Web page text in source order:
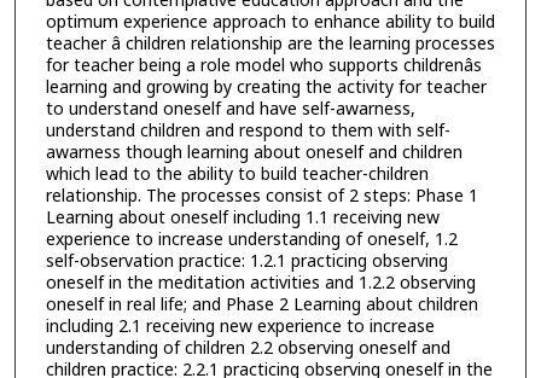
optimum experience approach to enhance ability to build
teacher â children relationship are the learning processes
for teacher being a role model who supports childrenâs
learning and growing by creating the activity for teacher
to understand oneself and have self-awarness,
understand children and respond to them with self-
awarness though learning about oneself and children
which lead to the ability to build teacher-children
relationship. The processes consist of 2 steps: Phase 1
Learning about oneself including 1.1 receiving new
experience to increase understanding of oneself, 1.2
self-observation practice: 1.2.1 practicing observing
oneself in the meditation activities and 1.2.2 observing
oneself in real life; and Phase 2 Learning about children
including 2.1 receiving new experience to increase
understanding of children 2.2 observing oneself and
children practice: 2.2.1 practicing observing oneself in the